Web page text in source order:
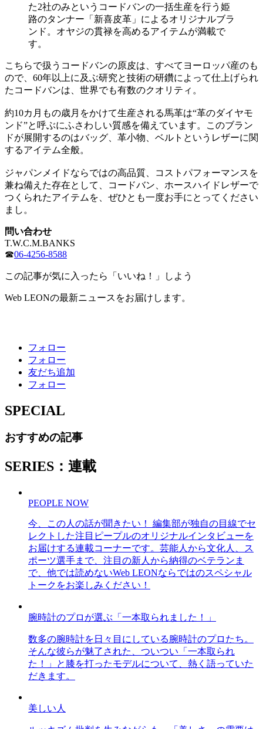
た2社のみというコードバンの一括生産を行う姫
路のタンナー「新喜皮革」によるオリジナルブラ
ンド。オヤジの貫禄を高めるアイテムが満載で
す。
こちらで扱うコードバンの原皮は、すべてヨーロッパ産のも
ので、60年以上に及ぶ研究と技術の研鑽によって仕上げられ
たコードバンは、世界でも有数のクオリティ。
約10カ月もの歳月をかけて生産される馬革は“革のダイヤモ
ンド”と呼ぶにふさわしい質感を備えています。このブラン
ドが展開するのはバッグ、革小物、ベルトというレザーに関
するアイテム全般。
ジャパンメイドならではの高品質、コストパフォーマンスを
兼ね備えた存在として、コードバン、ホースハイドレザーで
つくられたアイテムを、ぜひとも一度お手にとってください
まし。
問い合わせ
T.W.C.M.BANKS
☎06-4256-8588
この記事が気に入ったら「いいね！」しよう
Web LEONの最新ニュースをお届けします。
フォロー
フォロー
友だち追加
フォロー
SPECIAL
おすすめの記事
SERIES：連載
PEOPLE NOW
今、この人の話が聞きたい！ 編集部が独自の目線でセ
レクトした注目ピープルのオリジナルインタビューを
お届けする連載コーナーです。芸能人から文化人、ス
ポーツ選手まで、注目の新人から納得のベテランま
で、他では読めないWeb LEONならではのスペシャル
トークをお楽しみください！
腕時計のプロが選ぶ「一本取られました！」
数多の腕時計を日々目にしている腕時計のプロたち。
そんな彼らが魅了された、ついつい「一本取られ
た！」と膝を打ったモデルについて、熱く語っていた
だきます。
美しい人